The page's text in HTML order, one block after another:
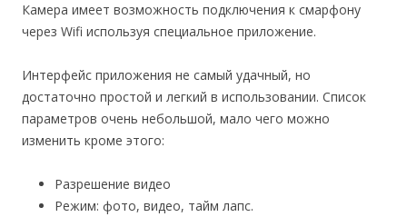
Камера имеет возможность подключения к смарфону
через Wifi используя специальное приложение.
Интерфейс приложения не самый удачный, но
достаточно простой и легкий в использовании. Список
параметров очень небольшой, мало чего можно
изменить кроме этого:
Разрешение видео
Режим: фото, видео, тайм лапс.